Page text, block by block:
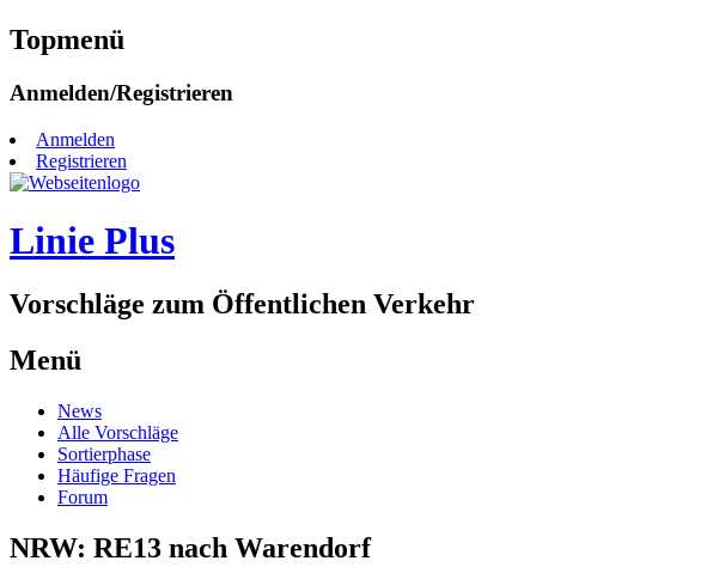
Topmenü
Zum
springen
Anmelden/Registrieren
Anmelden
Registrieren
Linie Plus
Vorschläge zum Öffentlichen Verkehr
Menü
Zum
Inhalt
springen
News
Alle Vorschläge
Sortierphase
Häufige Fragen
Forum
NRW: RE13 nach Warendorf